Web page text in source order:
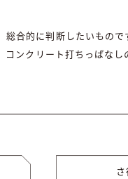
合的に判断したいもので
ンクリート打ちっぱなし